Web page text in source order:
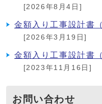
[2026年8月4日]
金額入り工事設計書
[2026年3月19日]
金額入り工事設計書
[2023年11月16日]
お問い合わせ